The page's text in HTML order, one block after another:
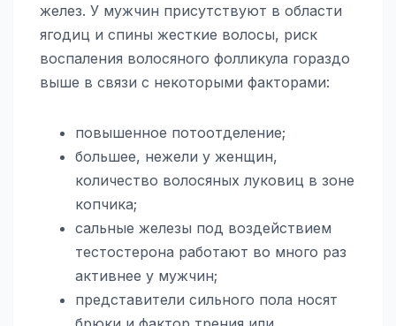
желез. У мужчин присутствуют в области
ягодиц и спины жесткие волосы, риск
воспаления волосяного фолликула гораздо
выше в связи с некоторыми факторами:
повышенное потоотделение;
большее, нежели у женщин,
количество волосяных луковиц в зоне
копчика;
сальные железы под воздействием
тестостерона работают во много раз
активнее у мужчин;
представители сильного пола носят